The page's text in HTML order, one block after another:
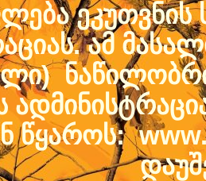
ეკუთვნის
ამ
წყაროს: